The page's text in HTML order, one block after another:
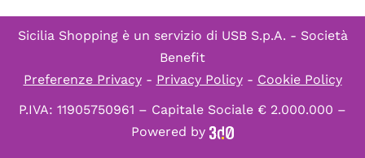
Sicilia Shopping è un servizio di USB S.p.A. - Società
Benefit
Preferenze Privacy- Privacy Policy- Cookie Policy
P.IVA: 11905750961 – Capitale Sociale € 2.000.000 –
Powered by